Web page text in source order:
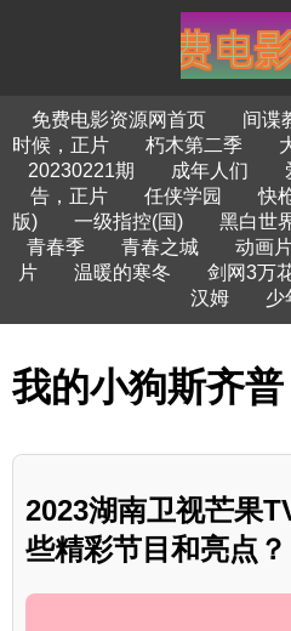
免费电影资源网首页 间谍
时候，正片
朽木第二季
20230221期
成年人们
告，正片
任侠学园 快
版)
一级指控(国) 黑白世
青春季
青春之城
动画
片
温暖的寒冬 剑网3万
汉姆
少
我的小狗斯齐普
2023湖南卫视芒果
些精彩节目和亮点？